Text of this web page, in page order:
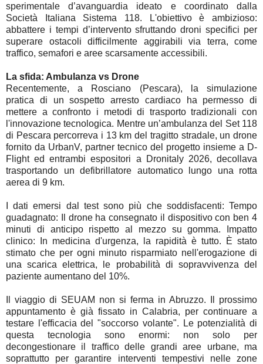
sperimentale d’avanguardia ideato e coordinato dalla
Società Italiana Sistema 118. L'obiettivo è ambizioso:
abbattere i tempi d’intervento sfruttando droni specifici per
superare ostacoli difficilmente aggirabili via terra, come
traffico, semafori e aree scarsamente accessibili.
La sfida: Ambulanza vs Drone
Recentemente, a Rosciano (Pescara), la simulazione
pratica di un sospetto arresto cardiaco ha permesso di
mettere a confronto i metodi di trasporto tradizionali con
l'innovazione tecnologica. Mentre un’ambulanza del Set 118
di Pescara percorreva i 13 km del tragitto stradale, un drone
fornito da UrbanV, partner tecnico del progetto insieme a D-
Flight ed entrambi espositori a Dronitaly 2026, decollava
trasportando un defibrillatore automatico lungo una rotta
aerea di 9 km.
I dati emersi dal test sono più che soddisfacenti: Tempo
guadagnato: Il drone ha consegnato il dispositivo con ben 4
minuti di anticipo rispetto al mezzo su gomma. Impatto
clinico: In medicina d'urgenza, la rapidità è tutto. È stato
stimato che per ogni minuto risparmiato nell'erogazione di
una scarica elettrica, le probabilità di sopravvivenza del
paziente aumentano del 10%.
Il viaggio di SEUAM non si ferma in Abruzzo. Il prossimo
appuntamento è già fissato in Calabria, per continuare a
testare l'efficacia del "soccorso volante". Le potenzialità di
questa tecnologia sono enormi: non solo per
decongestionare il traffico delle grandi aree urbane, ma
soprattutto per garantire interventi tempestivi nelle zone